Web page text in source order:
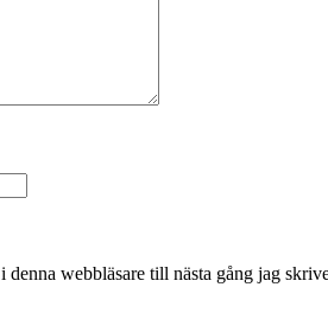
webbläsare till nästa gång jag